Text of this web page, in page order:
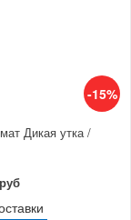
-15%
Дикая утка /